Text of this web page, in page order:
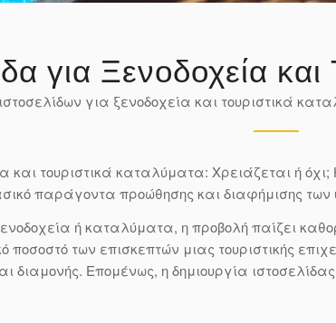
για Ξενοδοχεία
για ξενοδοχεία και τουριστικά
και τουριστικά καταλύματα: Χρειάζεται ή
παράγοντα προώθησης και διαφήμισης των
ή καταλύματα, η προβολή παίζει
ποσοστό των επισκεπτών μιας τουριστικής
διαμονής. Επομένως, η δημιουργία